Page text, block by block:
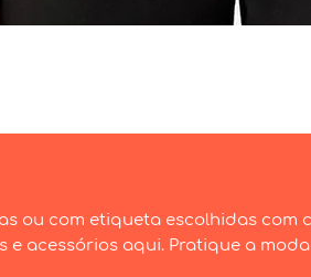
ou com etiqueta escolhidas com
e acessórios aqui. Pratique a